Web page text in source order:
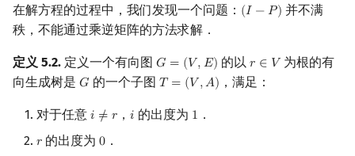
在解方程的过程中，我们发现一个问题： (𝐼 −𝑃)
(I− P)
并不满
秩，不能通过乘逆矩阵的方法求解．
定义 5.2. 定义一个有向图 𝐺 = (𝑉,𝐸)
G= (V E) 的以 𝑟 ∈ 𝑉
r∈V
为根的有
向生成树是 𝐺
G 的一个子图 𝑇 = (𝑉,𝐴)
T= (V A) ，满足：
对于任意 𝑖 ≠ 𝑟
i ≠r ，𝑖
i 的出度为 1
1 ．
𝑟
r 的出度为0
0 ．